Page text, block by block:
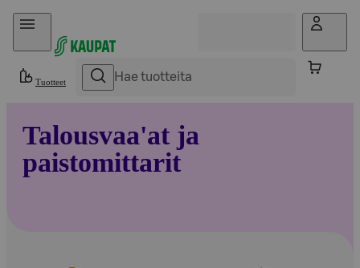
Hyppää sisältöön
Tuotteet
Talousvaa'at ja
paistomittarit